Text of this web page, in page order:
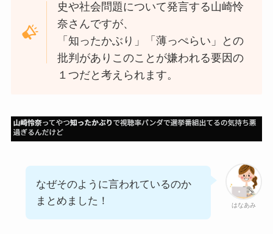
史や社会問題について発言する山崎怜
奈さんですが、
「知ったかぶり」「薄っぺらい」との
批判がありこのことが嫌われる要因の
１つだと考えられます。
はなあみ
なぜそのように言われているのか
まとめました！